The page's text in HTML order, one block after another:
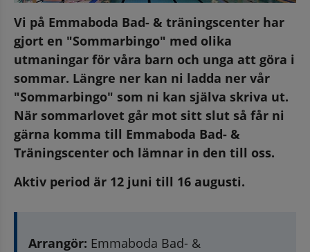
Vi på Emmaboda Bad- & träningscenter har
gjort en "Sommarbingo" med olika
utmaningar för våra barn och unga att göra i
sommar. Längre ner kan ni ladda ner vår
"Sommarbingo" som ni kan själva skriva ut.
När sommarlovet går mot sitt slut så får ni
gärna komma till Emmaboda Bad- &
Träningscenter och lämnar in den till oss.
Aktiv period är 12 juni till 16 augusti.
Arrangör: Emmaboda Bad- &